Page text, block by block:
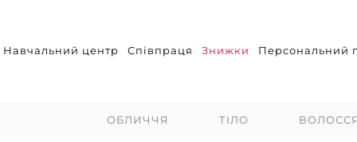
Навчальний центр Співпраця Знижки Персональний
ОБЛИЧЧЯ ТІЛО ВОЛОССЯ